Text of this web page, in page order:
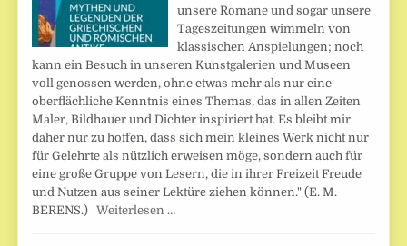
unsere Romane und sogar unsere
Tageszeitungen wimmeln von
klassischen Anspielungen; noch
kann ein Besuch in unseren Kunstgalerien und Museen
voll genossen werden, ohne etwas mehr als nur eine
oberflächliche Kenntnis eines Themas, das in allen Zeiten
Maler, Bildhauer und Dichter inspiriert hat. Es bleibt mir
daher nur zu hoffen, dass sich mein kleines Werk nicht nur
für Gelehrte als nützlich erweisen möge, sondern auch für
eine große Gruppe von Lesern, die in ihrer Freizeit Freude
und Nutzen aus seiner Lektüre ziehen können." (E. M.
BERENS.)Weiterlesen …